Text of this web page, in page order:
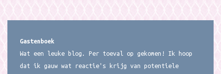
Gastenboek
Wat een leuke blog. Per toeval op gekomen! Ik hoop
dat ik gauw wat reactie's krijg van potentiele